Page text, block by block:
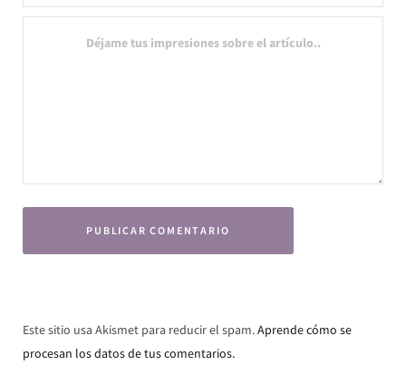
Este sitio usa Akismet para reducir el spam.Aprende cómo se
procesan los datos de tus comentarios.